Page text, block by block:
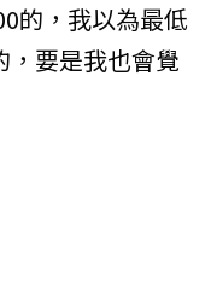
的，我以為最低
，要是我也會覺